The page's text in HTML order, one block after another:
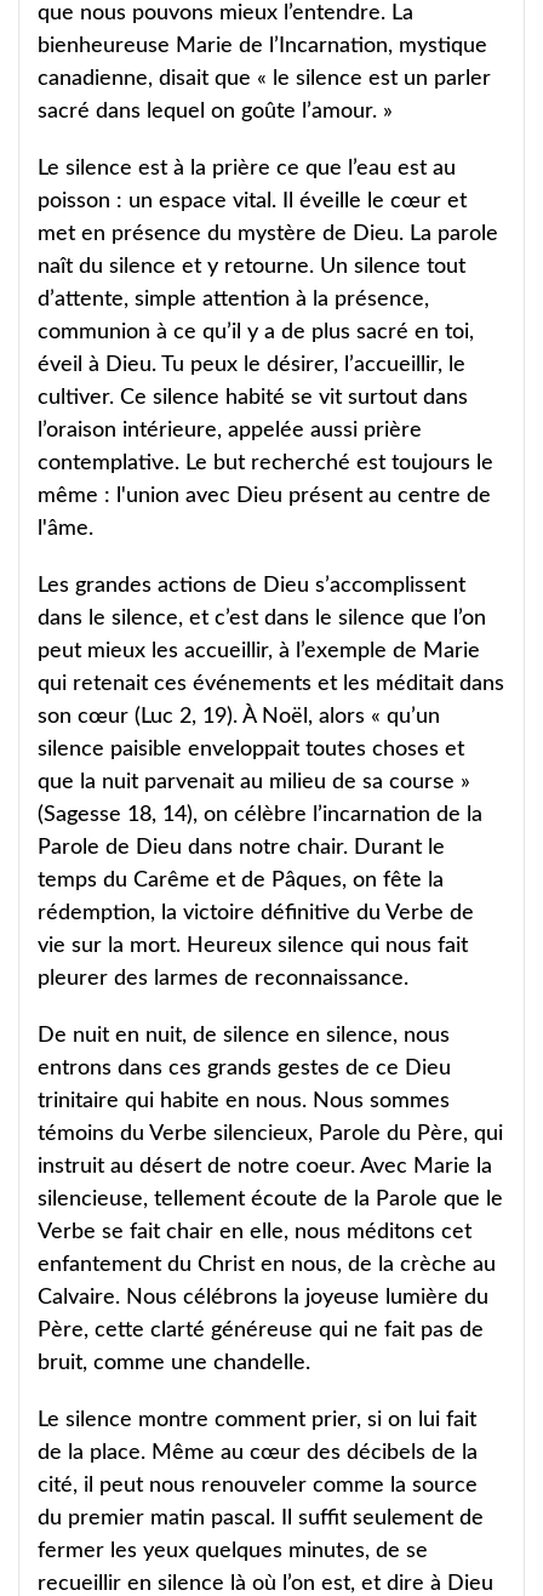
que nous pouvons mieux l’entendre. La
bienheureuse Marie de l’Incarnation, mystique
canadienne, disait que « le silence est un parler
sacré dans lequel on goûte l’amour. »
Le silence est à la prière ce que l’eau est au
poisson : un espace vital. Il éveille le cœur et
met en présence du mystère de Dieu. La parole
naît du silence et y retourne. Un silence tout
d’attente, simple attention à la présence,
communion à ce qu’il y a de plus sacré en toi,
éveil à Dieu. Tu peux le désirer, l’accueillir, le
cultiver. Ce silence habité se vit surtout dans
l’oraison intérieure, appelée aussi prière
contemplative. Le but recherché est toujours le
même : l'union avec Dieu présent au centre de
l'âme.
Les grandes actions de Dieu s’accomplissent
dans le silence, et c’est dans le silence que l’on
peut mieux les accueillir, à l’exemple de Marie
qui retenait ces événements et les méditait dans
son cœur (Luc 2, 19). À Noël, alors « qu’un
silence paisible enveloppait toutes choses et
que la nuit parvenait au milieu de sa course »
(Sagesse 18, 14), on célèbre l’incarnation de la
Parole de Dieu dans notre chair. Durant le
temps du Carême et de Pâques, on fête la
rédemption, la victoire définitive du Verbe de
vie sur la mort. Heureux silence qui nous fait
pleurer des larmes de reconnaissance.
De nuit en nuit, de silence en silence, nous
entrons dans ces grands gestes de ce Dieu
trinitaire qui habite en nous. Nous sommes
témoins du Verbe silencieux, Parole du Père, qui
instruit au désert de notre coeur. Avec Marie la
silencieuse, tellement écoute de la Parole que le
Verbe se fait chair en elle, nous méditons cet
enfantement du Christ en nous, de la crèche au
Calvaire. Nous célébrons la joyeuse lumière du
Père, cette clarté généreuse qui ne fait pas de
bruit, comme une chandelle.
Le silence montre comment prier, si on lui fait
de la place. Même au cœur des décibels de la
cité, il peut nous renouveler comme la source
du premier matin pascal. Il suffit seulement de
fermer les yeux quelques minutes, de se
recueillir en silence là où l’on est, et dire à Dieu